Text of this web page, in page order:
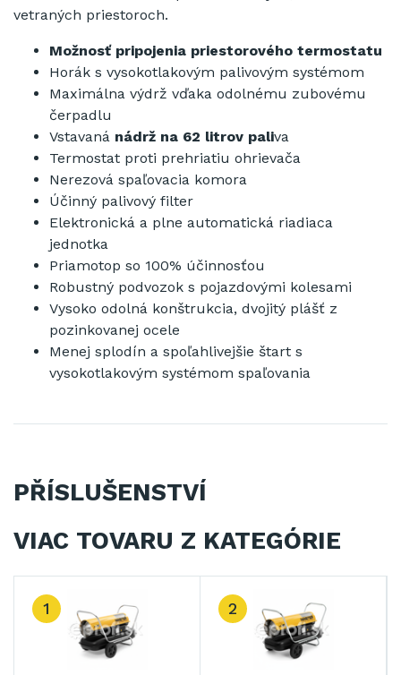
vetraných priestoroch.
Možnosť pripojenia priestorového termostatu
Horák s vysokotlakovým palivovým systémom
Maximálna výdrž vďaka odolnému zubovému
čerpadlu
Vstavaná nádrž na 62 litrov paliva
Termostat proti prehriatiu ohrievača
Nerezová spaľovacia komora
Účinný palivový filter
Elektronická a plne automatická riadiaca
jednotka
Priamotop so 100% účinnosťou
Robustný podvozok s pojazdovými kolesami
Vysoko odolná konštrukcia, dvojitý plášť z
pozinkovanej ocele
Menej splodín a spoľahlivejšie štart s
vysokotlakovým systémom spaľovania
PŘÍSLUŠENSTVÍ
VIAC TOVARU Z KATEGÓRIE